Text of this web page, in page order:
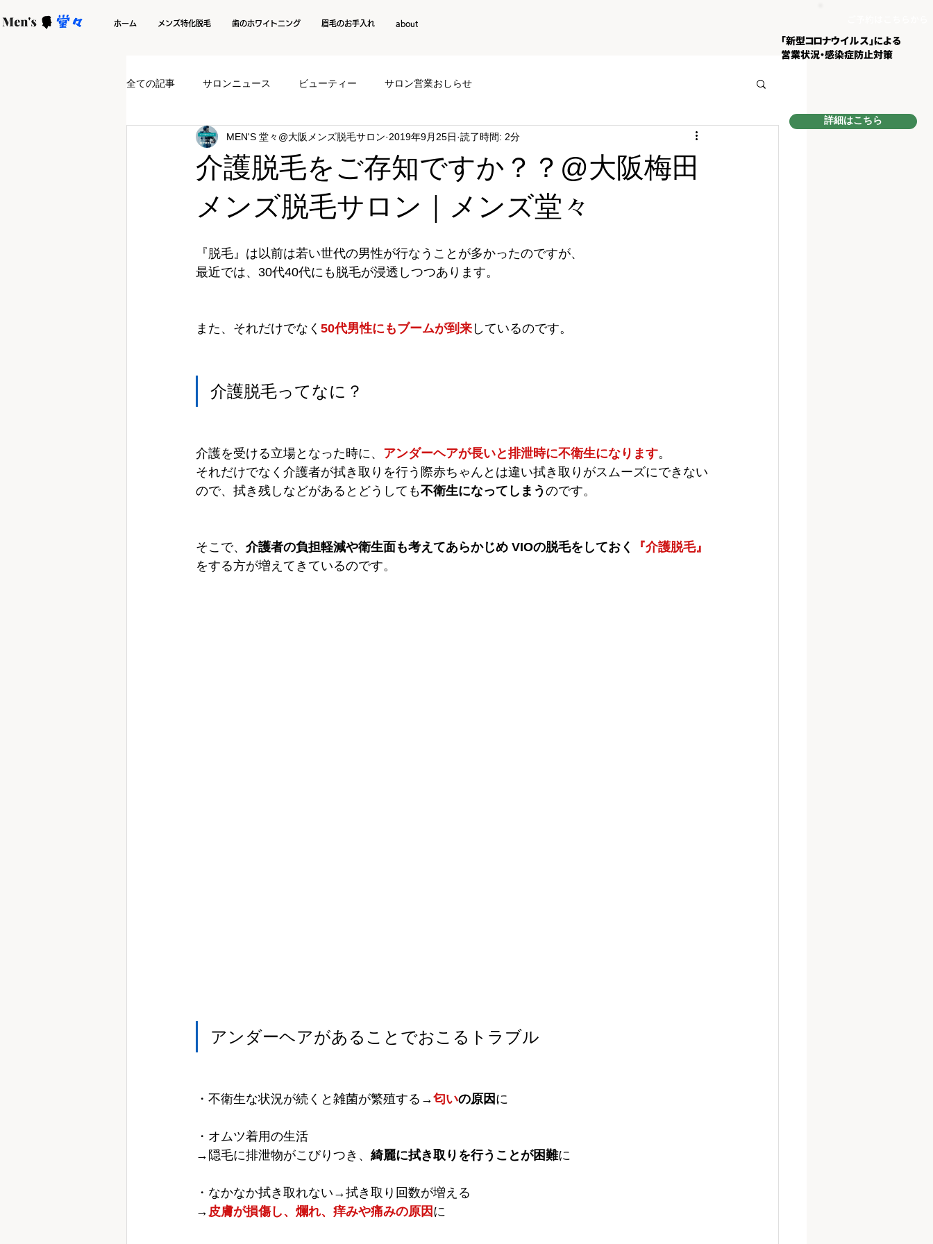
​「新型コロナウイルス」による
営業状況・感染症防止対策
詳細はこちら
ホーム メンズ特化脱毛 歯のホワイトニング 眉毛のお手入れ about
全ての記事 サロンニュース ビューティー サロン営業おしらせ
介護脱毛をご存知ですか？？@大阪梅田
メンズ脱毛サロン｜メンズ堂々
MEN'S 堂々@大阪メンズ脱毛サロン 2019年9月25日 読了時間: 2分
『脱毛』は以前は若い世代の男性が行なうことが多かったのですが、
最近では、30代40代にも脱毛が浸透しつつあります。
また、それだけでなく 50代男性にもブームが到来 しているのです。
介護脱毛ってなに？
介護を受ける立場となった時に、 アンダーヘアが長いと排泄時に不衛生になります。
それだけでなく介護者が拭き取りを行う際赤ちゃんとは違い拭き取りがスムーズにできない
ので、拭き残しなどがあるとどうしても不衛生になってしまう のです。
そこで、 介護者の負担軽減や衛生面も考えてあらかじめ VIOの脱毛をしておく
『介護脱毛』
をする方が増えてきているのです。
アンダーヘアがあることでおこるトラブル
・不衛生な状況が続くと雑菌が繁殖する→匂いの原因 に
・オムツ着用の生活
→隠毛に排泄物がこびりつき、 綺麗に拭き取りを行うことが困難に
・なかなか拭き取れない→拭き取り回数が増える
→ 皮膚が損傷し、爛れ、痒みや痛みの原因 に